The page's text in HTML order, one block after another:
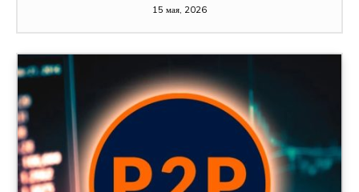
15 мая, 2026